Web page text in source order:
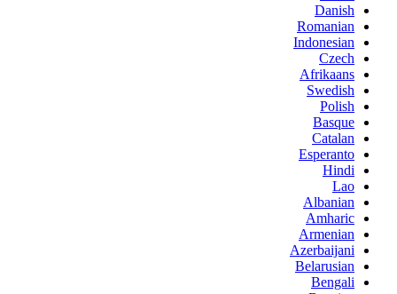
Danish
Romanian
Indonesian
Czech
Afrikaans
Swedish
Polish
Basque
Catalan
Esperanto
Hindi
Lao
Albanian
Amharic
Armenian
Azerbaijani
Belarusian
Bengali